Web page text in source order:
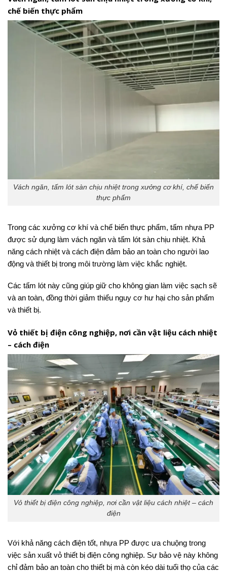
chế biến thực phẩm
Vách ngăn, tấm lót sàn chịu nhiệt trong xưởng cơ khí, chế biến
thực phẩm
Trong các xưởng cơ khí và chế biến thực phẩm, tấm nhựa PP
được sử dụng làm vách ngăn và tấm lót sàn chịu nhiệt. Khả
năng cách nhiệt và cách điện đảm bảo an toàn cho người lao
động và thiết bị trong môi trường làm việc khắc nghiệt.
Các tấm lót này cũng giúp giữ cho không gian làm việc sạch sẽ
và an toàn, đồng thời giảm thiểu nguy cơ hư hại cho sản phẩm
và thiết bị.
Vỏ thiết bị điện công nghiệp, nơi cần vật liệu cách nhiệt
– cách điện
Vỏ thiết bị điện công nghiệp, nơi cần vật liệu cách nhiệt – cách
điện
Với khả năng cách điện tốt, nhựa PP được ưa chuộng trong
việc sản xuất vỏ thiết bị điện công nghiệp. Sự bảo vệ này không
chỉ đảm bảo an toàn cho thiết bị mà còn kéo dài tuổi thọ của các